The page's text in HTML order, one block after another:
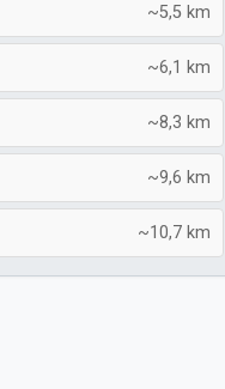
~5,5 km
~6,1 km
~8,3 km
~9,6 km
~10,7 km